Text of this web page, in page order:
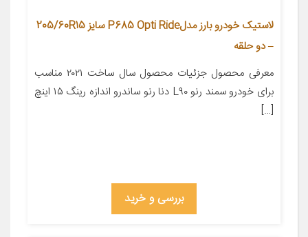
لاستیک خودرو بارز مدلP685 Opti Ride سایز 205/60R15
– دو حلقه
معرفی محصول جزئیات محصول سال ساخت ۲۰۲۱ مناسب
برای خودرو سمند رنو L۹۰ دنا رنو ساندرو اندازه رینگ ۱۵ اینچ
[…]
بررسی و خرید